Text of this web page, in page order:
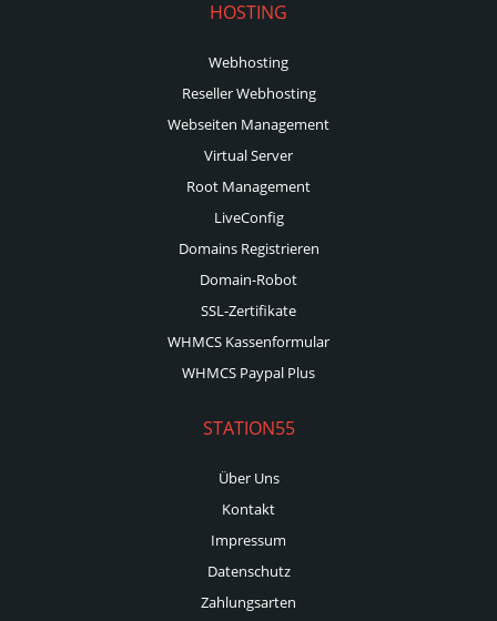
HOSTING
Webhosting
Reseller Webhosting
Webseiten Management
Virtual Server
Root Management
LiveConfig
Domains Registrieren
Domain-Robot
SSL-Zertifikate
WHMCS Kassenformular
WHMCS Paypal Plus
STATION55
Über Uns
Kontakt
Impressum
Datenschutz
Zahlungsarten